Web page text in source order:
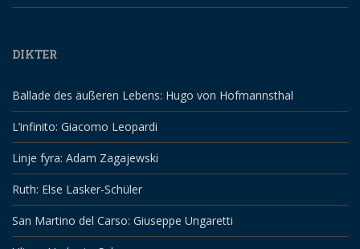
DIKTER
Ballade des äußeren Lebens: Hugo von Hofmannsthal
L’infinito: Giacomo Leopardi
Linje fyra: Adam Zagajewski
Ruth: Else Lasker-Schüler
San Martino del Carso: Giuseppe Ungaretti